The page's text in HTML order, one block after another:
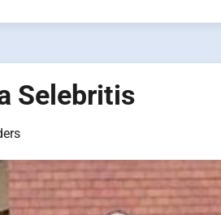
Selebritis